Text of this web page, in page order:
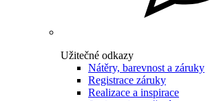
Užitečné odkazy
Nátěry, barevnost a záruky
Registrace záruky
Realizace a inspirace